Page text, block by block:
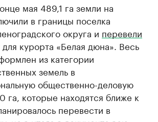
мая 489,1 га земли на
в границы поселка
округа и перевели
курорта «Белая дюна». Весь
из категории
земель в
общественно-деловую
га, которые находятся ближе к
перевести в